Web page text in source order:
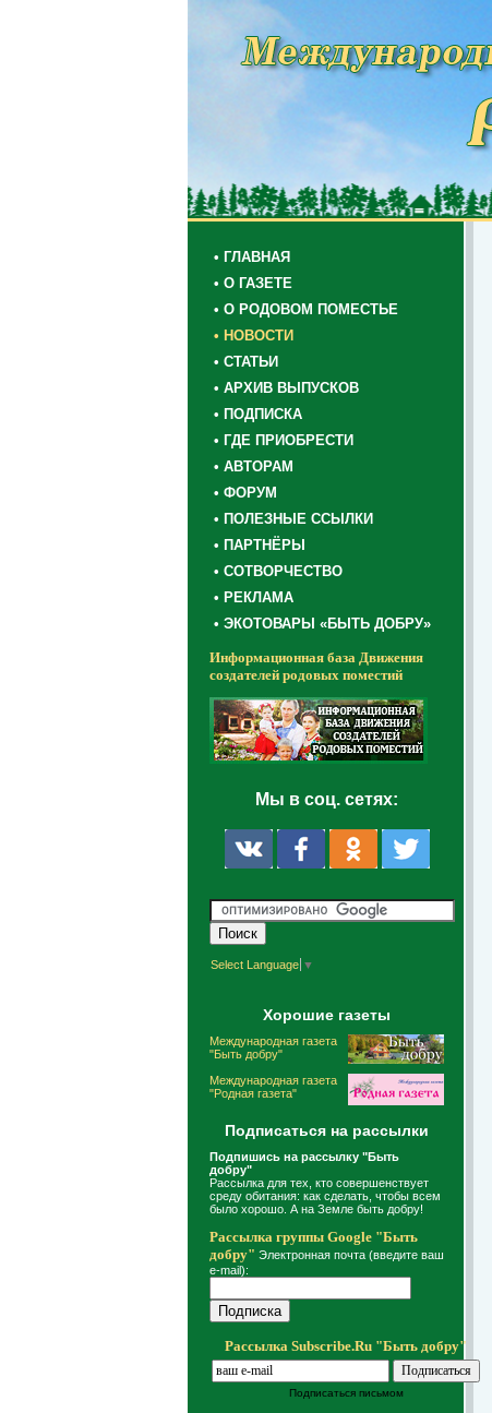
• ГЛАВНАЯ
• О ГАЗЕТЕ
• О РОДОВОМ ПОМЕСТЬЕ
• НОВОСТИ
• СТАТЬИ
• АРХИВ ВЫПУСКОВ
• ПОДПИСКА
• ГДЕ ПРИОБРЕСТИ
• АВТОРАМ
• ФОРУМ
• ПОЛЕЗНЫЕ ССЫЛКИ
• ПАРТНЁРЫ
• СОТВОРЧЕСТВО
• РЕКЛАМА
• ЭКОТОВАРЫ «БЫТЬ ДОБРУ»
Информационная база Движения
создателей родовых поместий
Мы в соц. сетях:
Select Language ▼
Хорошие газеты
Международная газета
"Быть добру"
Международная газета
"Родная газета"
Подписаться на рассылки
Подпишись на рассылку "Быть
добру"
Рассылка для тех, кто совершенствует
среду обитания: как сделать, чтобы всем
было хорошо. А на Земле быть добру!
Рассылка группы Google "Быть
добру" Электронная почта (введите ваш
e-mail):
Рассылка Subscribe.Ru "Быть добру"
Подписаться письмом